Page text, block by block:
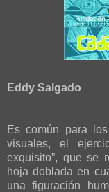
Eddy Salgado
Es común para
visuales, el
exquisito”, que se
hoja doblada en
una figuración